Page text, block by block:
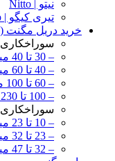
نیتو | Nitto
تیری کیگو | 3Keego
خرید دریل مگنت
سوراخکاری
– 30 تا 40 میلی متر
– 40 تا 60 میلی متر
– 60 تا 100 میلی متر
– 100 تا 230 میلی متر
سوراخکاری
– 10 تا 23 میلی متر (MT2)
– 23 تا 32 میلی متر (MT3)
– 32 تا 47 میلی متر (MT4)